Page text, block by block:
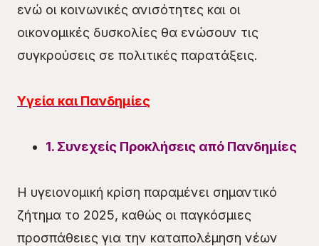
ενώ οι κοινωνικές ανισότητες και οι
οικονομικές δυσκολίες θα ενώσουν τις
συγκρούσεις σε πολιτικές παρατάξεις.
Υγεία και Πανδημίες
1. Συνεχείς Προκλήσεις από Πανδημίες
Η υγειονομική κρίση παραμένει σημαντικό
ζήτημα το 2025, καθώς οι παγκόσμιες
προσπάθειες για την καταπολέμηση νέων